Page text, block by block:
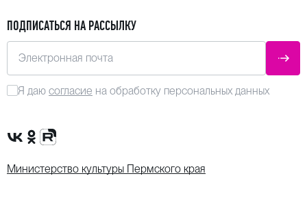
ПОДПИСАТЬСЯ НА РАССЫЛКУ
Электронная почта
Я даю согласие на обработку персональных данных
Сообщество VK
Группа в одноклассниках
Канал Rutube
Министерство культуры Пермского края